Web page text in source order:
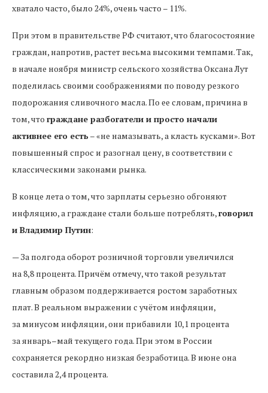
хватало часто, было 24%, очень часто – 11%.
При этом в правительстве РФ считают, что благосостояние
граждан, напротив, растет весьма высокими темпами. Так,
в начале ноября министр сельского хозяйства Оксана Лут
поделилась своими соображениями по поводу резкого
подорожания сливочного масла. По ее словам, причина в
том, что граждане разбогатели и просто начали
активнее его есть– «не намазывать, а класть кусками». Вот
повышенный спрос и разогнал цену, в соответствии с
классическими законами рынка.
В конце лета о том, что зарплаты серьезно обгоняют
инфляцию, а граждане стали больше потреблять,говорил
и Владимир Путин:
— За полгода оборот розничной торговли увеличился
на 8,8 процента. Причём отмечу, что такой результат
главным образом поддерживается ростом заработных
плат. В реальном выражении с учётом инфляции,
за минусом инфляции, они прибавили 10,1 процента
за январь–май текущего года. При этом в России
сохраняется рекордно низкая безработица. В июне она
составила 2,4 процента.